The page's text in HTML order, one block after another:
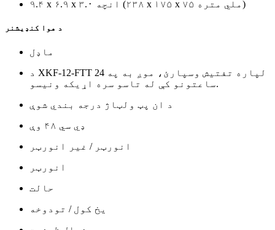
۹.۴ x ۶.۹ x ۳.۰ انچه (۲۳۸ x ۱۷۵ x ۷۵ ملي متره)
د هوا کنډیشنر
ماډل
د XKF-12-FTT لپاره تفتیش وسپارئ، موږ به په 24
ساعتونو کې له تاسو سره اړیکه ونیسو.
د ان پټ ولټاژ درجه بندي شوې
ډي سي ۴۸ وې
انورټر / غیر انورټر
انورټر
حالت
یخ کول / تودوخه